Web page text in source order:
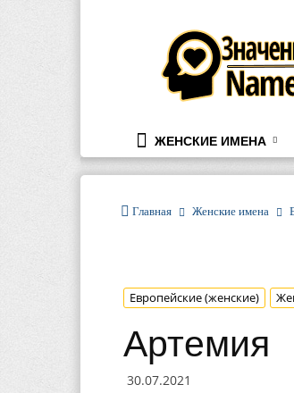
namesdb.ru
ЖЕНСКИЕ ИМЕНА
Главная Женские имена
Европейские (женские)
Артемия
30.07.2021